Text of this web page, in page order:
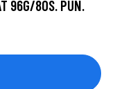
96G/80S. PUN.